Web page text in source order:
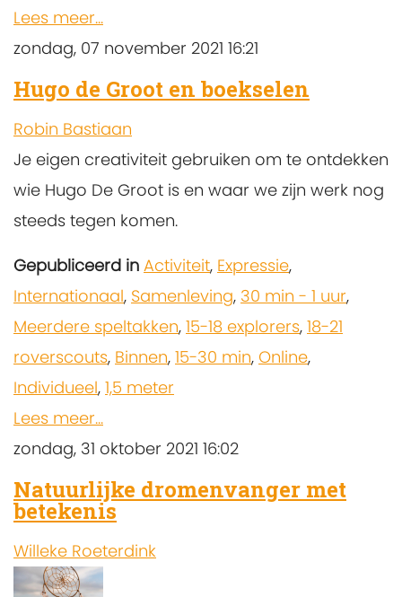
Lees meer...
zondag, 07 november 2021 16:21
Hugo de Groot en boekselen
Robin Bastiaan
Je eigen creativiteit gebruiken om te ontdekken
wie Hugo De Groot is en waar we zijn werk nog
steeds tegen komen.
Gepubliceerd in Activiteit, Expressie,
Internationaal, Samenleving, 30 min - 1 uur,
Meerdere speltakken, 15-18 explorers, 18-21
roverscouts, Binnen, 15-30 min, Online,
Individueel, 1,5 meter
Lees meer...
zondag, 31 oktober 2021 16:02
Natuurlijke dromenvanger met
betekenis
Willeke Roeterdink